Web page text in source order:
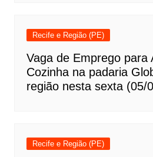
Recife e Região (PE)
Vaga de Emprego para
Cozinha na padaria
região nesta sexta (05/
Recife e Região (PE)